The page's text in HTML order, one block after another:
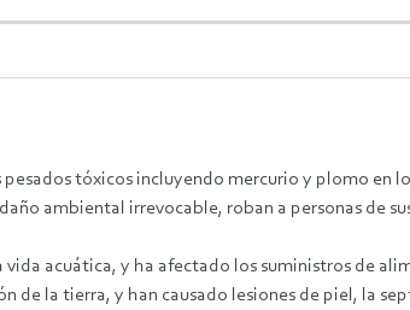
tóxicos incluyendo mercurio y plomo en
daño ambiental irrevocable, roban a personas de
acuática, y ha afectado los suministros de
la tierra, y han causado lesiones de piel, la